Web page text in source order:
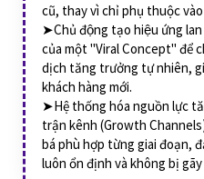
cũ, thay vì chỉ phụ thuộc
➤Chủ động tạo hiệu ứng
của một "Viral Concept" để
dịch tăng trưởng tự nhiên,
khách hàng mới.
➤Hệ thống hóa nguồn lực
trận kênh (Growth
bá phù hợp từng giai đoạn,
luôn ổn định và không bị